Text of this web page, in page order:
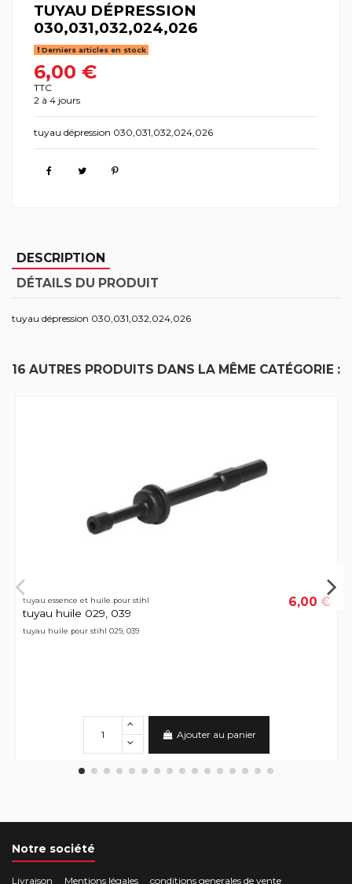
TUYAU DÉPRESSION
030,031,032,024,026
Derniers articles en stock
6,00 €
TTC
2 à 4 jours
tuyau dépression 030,031,032,024,026
DESCRIPTION
DÉTAILS DU PRODUIT
tuyau dépression 030,031,032,024,026
16 AUTRES PRODUITS DANS LA MÊME CATÉGORIE :
tuyau essence et huile pour stihl
tuyau huile 029, 039
6,00 €
tuyau huile pour stihl 029, 039
Ajouter au panier
Notre société
Livraison Mentions légales conditions generales de vente